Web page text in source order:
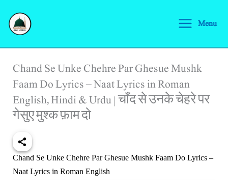
content
Menu
Chand Se Unke Chehre Par Ghesue Mushk
Faam Do Lyrics – Naat Lyrics in Roman
English, Hindi & Urdu | चाँद से उनके चेहरे पर
गेसुए मुश्क फ़ाम दो
Chand Se Unke Chehre Par Ghesue Mushk Faam Do Lyrics –
Naat Lyrics in Roman English
e
c
h